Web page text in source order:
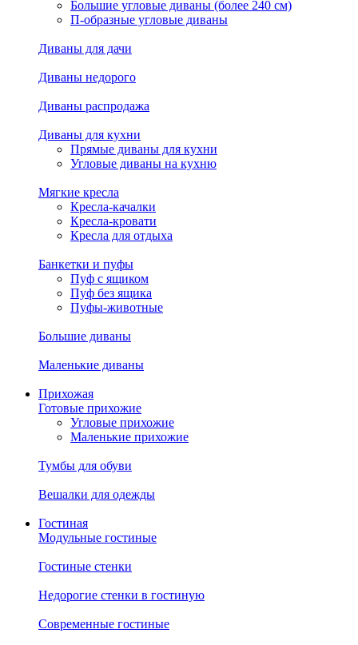
Большие угловые диваны (более 240 см)
П-образные угловые диваны
Диваны для дачи
Диваны недорого
Диваны распродажа
Диваны для кухни
Прямые диваны для кухни
Угловые диваны на кухню
Мягкие кресла
Кресла-качалки
Кресла-кровати
Кресла для отдыха
Банкетки и пуфы
Пуф с ящиком
Пуф без ящика
Пуфы-животные
Большие диваны
Маленькие диваны
Прихожая
Готовые прихожие
Угловые прихожие
Маленькие прихожие
Тумбы для обуви
Вешалки для одежды
Гостиная
Модульные гостиные
Гостиные стенки
Недорогие стенки в гостиную
Современные гостиные